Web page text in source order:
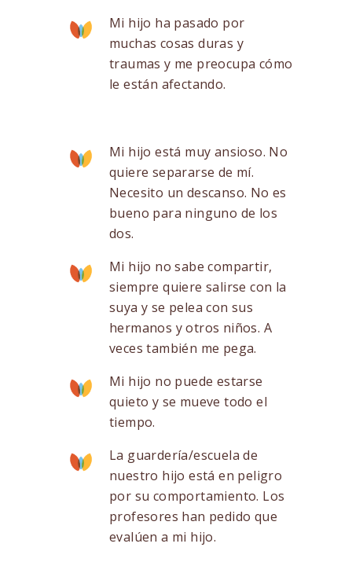
Mi hijo ha pasado por
muchas cosas duras y
traumas y me preocupa cómo
le están afectando.
Mi hijo está muy ansioso. No
quiere separarse de mí.
Necesito un descanso. No es
bueno para ninguno de los
dos.
Mi hijo no sabe compartir,
siempre quiere salirse con la
suya y se pelea con sus
hermanos y otros niños. A
veces también me pega.
Mi hijo no puede estarse
quieto y se mueve todo el
tiempo.
La guardería/escuela de
nuestro hijo está en peligro
por su comportamiento. Los
profesores han pedido que
evalúen a mi hijo.